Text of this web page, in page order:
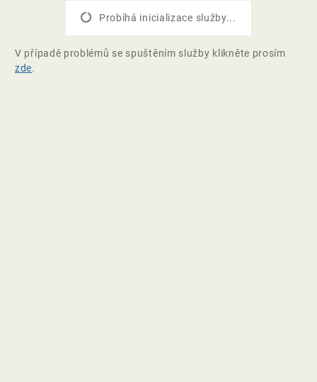
Probíhá inicializace služby...
V případě problémů se spuštěním služby klikněte prosím
zde.